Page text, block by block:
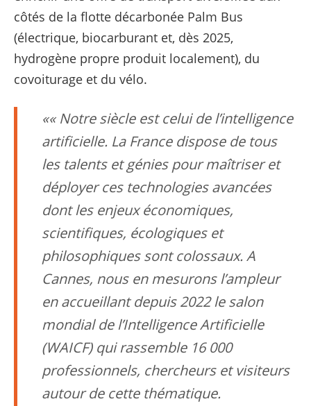
côtés de la flotte décarbonée Palm Bus
(électrique, biocarburant et, dès 2025,
hydrogène propre produit localement), du
covoiturage et du vélo.
« Notre siècle est celui de l’intelligence
artificielle. La France dispose de tous
les talents et génies pour maîtriser et
déployer ces technologies avancées
dont les enjeux économiques,
scientifiques, écologiques et
philosophiques sont colossaux. A
Cannes, nous en mesurons l’ampleur
en accueillant depuis 2022 le salon
mondial de l’Intelligence Artificielle
(WAICF) qui rassemble 16 000
professionnels, chercheurs et visiteurs
autour de cette thématique.